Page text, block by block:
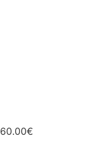
60.00€